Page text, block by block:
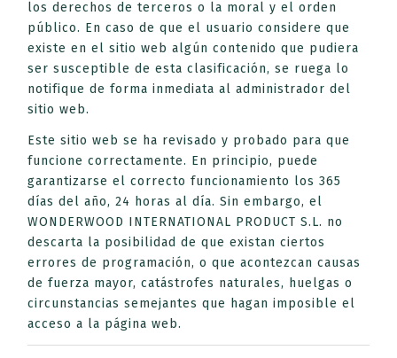
los derechos de terceros o la moral y el orden
público. En caso de que el usuario considere que
existe en el sitio web algún contenido que pudiera
ser susceptible de esta clasificación, se ruega lo
notifique de forma inmediata al administrador del
sitio web.
Este sitio web se ha revisado y probado para que
funcione correctamente. En principio, puede
garantizarse el correcto funcionamiento los 365
días del año, 24 horas al día. Sin embargo, el
WONDERWOOD INTERNATIONAL PRODUCT S.L. no
descarta la posibilidad de que existan ciertos
errores de programación, o que acontezcan causas
de fuerza mayor, catástrofes naturales, huelgas o
circunstancias semejantes que hagan imposible el
acceso a la página web.